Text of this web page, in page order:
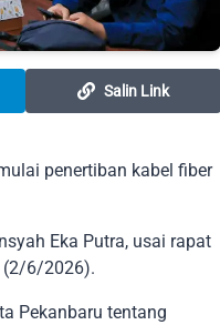
Salin Link
penertiban kabel fiber
Eka Putra, usai rapat
(2/6/2026).
Pekanbaru tentang